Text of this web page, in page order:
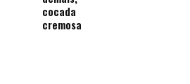
cocada
cremosa